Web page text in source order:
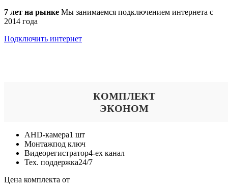
7 лет на рынке Мы занимаемся подключением интернета с
2014 года
Подключить интернет
КОМПЛЕКТ
ЭКОНОМ
AHD-камера1 шт
Монтажпод ключ
Видеорегистратор4-ех канал
Тех. поддержка24/7
Цена комплекта от